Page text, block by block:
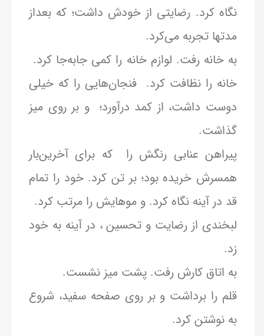
نگاه کرد. رضایتی از خودش داشت؛ که بعداز
مدتها تجربه می‌کرد.
به خانه رفت. لوازم خانه را کمی جا‌به‌جا کرد.
خانه را نظافت کرد. فنجان‌هایی را که خیلی
دوست داشت، از کمد درآورد؛ و بر روی میز
گذاشت.
پیراهن عنابی رنگش را که برای آخرین‌بار
همسرش خریده بود؛ بر تن کرد. خود را تمام
قد در آینه نگاه کرد. و موهایش را مرتب کرد.
لبخندی از رضایت و تحسین ، در آینه به خود
زد.
به اتاق کارش رفت. پشت میز نشست.
قلم را برداشت و بر روی صفحه سفید، شروع
به نوشتن کرد.